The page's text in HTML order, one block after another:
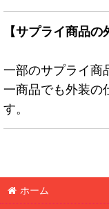
【サプライ商品の
一部のサプライ商
一商品でも外装の
す。
ホーム